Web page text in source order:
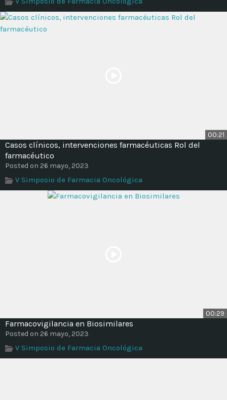
Time
00:21
Casos clínicos, intervenciones farmacéuticas Rol del
farmacéutico
Posted on 26 mayo, 2023
V Simposio de Farmacia Oncológica
00:29
Farmacovigilancia en Biosimilares
Posted on 26 mayo, 2023
V Simposio de Farmacia Oncológica